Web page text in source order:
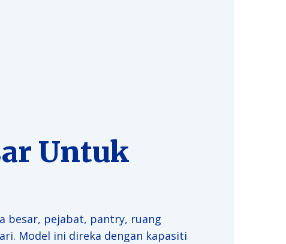
Untuk
besar, pejabat, pantry, ruang
Model ini direka dengan kapasiti